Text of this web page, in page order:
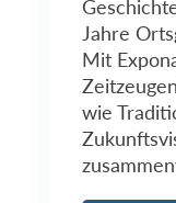
Jahre
Mit
wie